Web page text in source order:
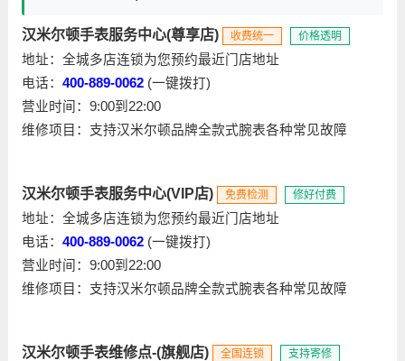
汉米尔顿手表服务中心(尊享店) 收费统一 价格透明
地址：全城多店连锁为您预约最近门店地址
电话： 400-889-0062(一键拨打)
营业时间：9:00到22:00
维修项目：支持汉米尔顿品牌全款式腕表各种常见故障
汉米尔顿手表服务中心(VIP店) 免费检测 修好付费
地址：全城多店连锁为您预约最近门店地址
电话： 400-889-0062(一键拨打)
营业时间：9:00到22:00
维修项目：支持汉米尔顿品牌全款式腕表各种常见故障
汉米尔顿手表维修点-(旗舰店) 全国连锁 支持寄修